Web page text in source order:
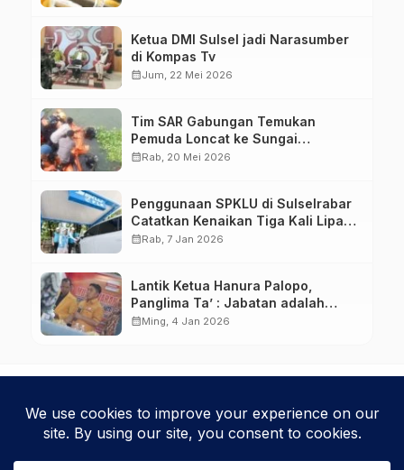
Ketua DMI Sulsel jadi Narasumber
di Kompas Tv
calendar_monthJum, 22 Mei 2026
Tim SAR Gabungan Temukan
Pemuda Loncat ke Sungai
Pampang Makassar
calendar_monthRab, 20 Mei 2026
Penggunaan SPKLU di Sulselrabar
Catatkan Kenaikan Tiga Kali Lipat
di Tahun 2025
calendar_monthRab, 7 Jan 2026
Lantik Ketua Hanura Palopo,
Panglima Ta’ : Jabatan adalah
amanah siap dipertanggung
calendar_monthMing, 4 Jan 2026
Kebijakan PrivasiKode EtikDisclaimer